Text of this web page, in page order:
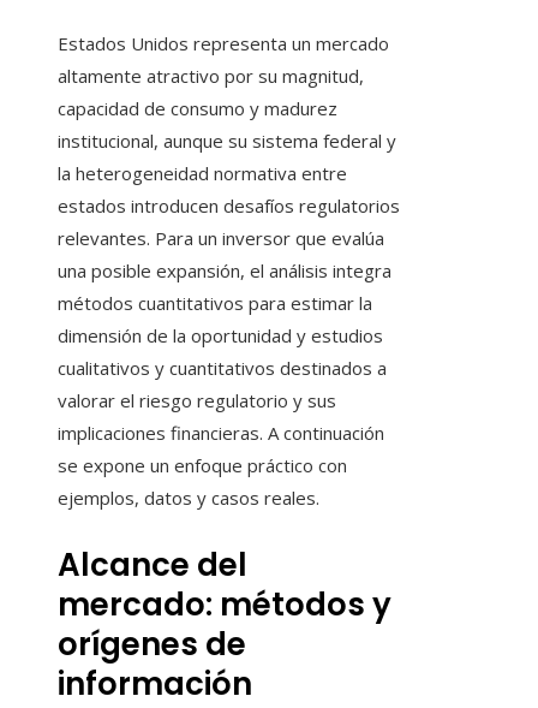
Estados Unidos representa un mercado
altamente atractivo por su magnitud,
capacidad de consumo y madurez
institucional, aunque su sistema federal y
la heterogeneidad normativa entre
estados introducen desafíos regulatorios
relevantes. Para un inversor que evalúa
una posible expansión, el análisis integra
métodos cuantitativos para estimar la
dimensión de la oportunidad y estudios
cualitativos y cuantitativos destinados a
valorar el riesgo regulatorio y sus
implicaciones financieras. A continuación
se expone un enfoque práctico con
ejemplos, datos y casos reales.
Alcance del
mercado: métodos y
orígenes de
información